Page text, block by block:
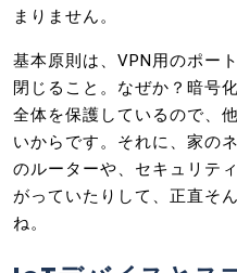
まりません。
基本原則は、VPN用のポー
閉じること。なぜか？暗号
全体を保護しているので、
いからです。それに、家の
のルーターや、セキュリテ
がっていたりして、正直そ
ね。